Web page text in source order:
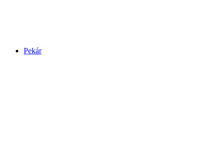
Pekár